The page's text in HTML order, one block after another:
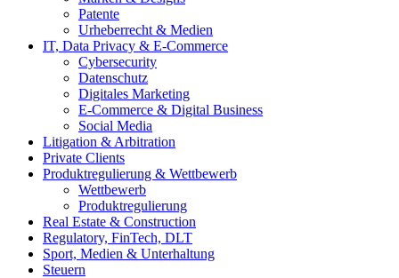
Patente
Urheberrecht & Medien
IT, Data Privacy & E-Commerce
Cybersecurity
Datenschutz
Digitales Marketing
E-Commerce & Digital Business
Social Media
Litigation & Arbitration
Private Clients
Produktregulierung & Wettbewerb
Wettbewerb
Produktregulierung
Real Estate & Construction
Regulatory, FinTech, DLT
Sport, Medien & Unterhaltung
Steuern